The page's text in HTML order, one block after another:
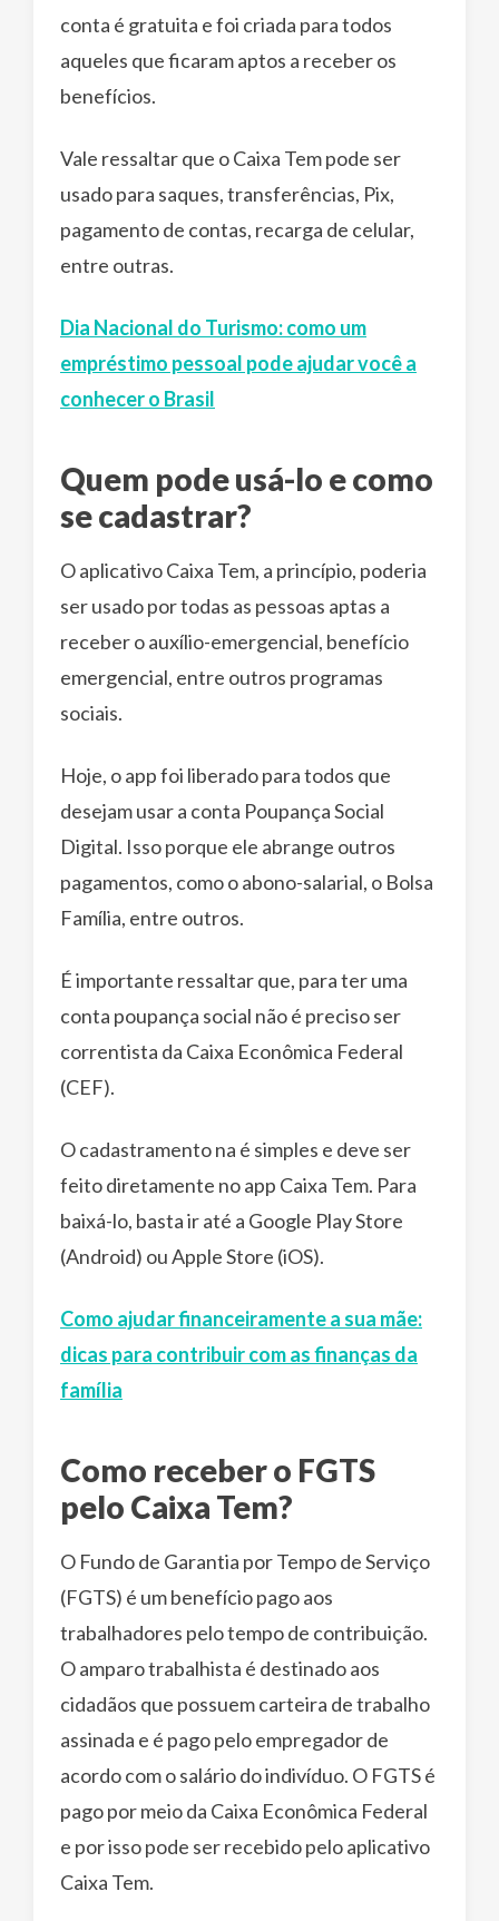
conta é gratuita e foi criada para todos
aqueles que ficaram aptos a receber os
benefícios.
Vale ressaltar que o Caixa Tem pode ser
usado para saques, transferências, Pix,
pagamento de contas, recarga de celular,
entre outras.
Dia Nacional do Turismo: como um
empréstimo pessoal pode ajudar você a
conhecer o Brasil
Quem pode usá-lo e como
se cadastrar?
O aplicativo Caixa Tem, a princípio, poderia
ser usado por todas as pessoas aptas a
receber o auxílio-emergencial, benefício
emergencial, entre outros programas
sociais.
Hoje, o app foi liberado para todos que
desejam usar a conta Poupança Social
Digital. Isso porque ele abrange outros
pagamentos, como o abono-salarial, o Bolsa
Família, entre outros.
É importante ressaltar que, para ter uma
conta poupança social não é preciso ser
correntista da Caixa Econômica Federal
(CEF).
O cadastramento na é simples e deve ser
feito diretamente no app Caixa Tem. Para
baixá-lo, basta ir até a Google Play Store
(Android) ou Apple Store (iOS).
Como ajudar financeiramente a sua mãe:
dicas para contribuir com as finanças da
família
Como receber o FGTS
pelo Caixa Tem?
O Fundo de Garantia por Tempo de Serviço
(FGTS) é um benefício pago aos
trabalhadores pelo tempo de contribuição.
O amparo trabalhista é destinado aos
cidadãos que possuem carteira de trabalho
assinada e é pago pelo empregador de
acordo com o salário do indivíduo. O FGTS é
pago por meio da Caixa Econômica Federal
e por isso pode ser recebido pelo aplicativo
Caixa Tem.